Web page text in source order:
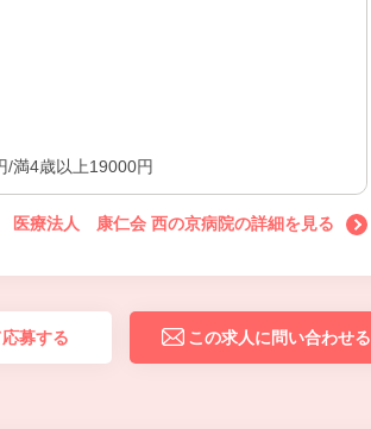
/満4歳以上19000円
医療法人 康仁会 西の京病院の詳細を見る
募する この求人に問い合わせる